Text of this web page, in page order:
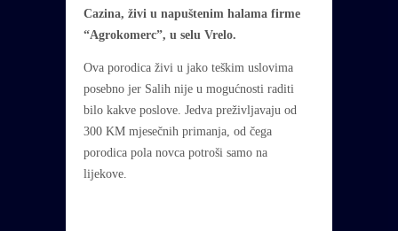
Cazina, živi u napuštenim halama firme
“Agrokomerc”, u selu Vrelo.
Ova porodica živi u jako teškim uslovima
posebno jer Salih nije u mogućnosti raditi
bilo kakve poslove. Jedva preživljavaju od
300 KM mjesečnih primanja, od čega
porodica pola novca potroši samo na
lijekove.